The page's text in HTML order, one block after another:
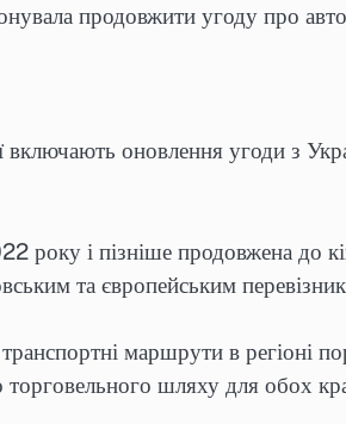
продовжити угоду про
включають оновлення угоди з
року і пізніше продовжена до
та європейським
маршрути в регіоні
торговельного шляху для обох